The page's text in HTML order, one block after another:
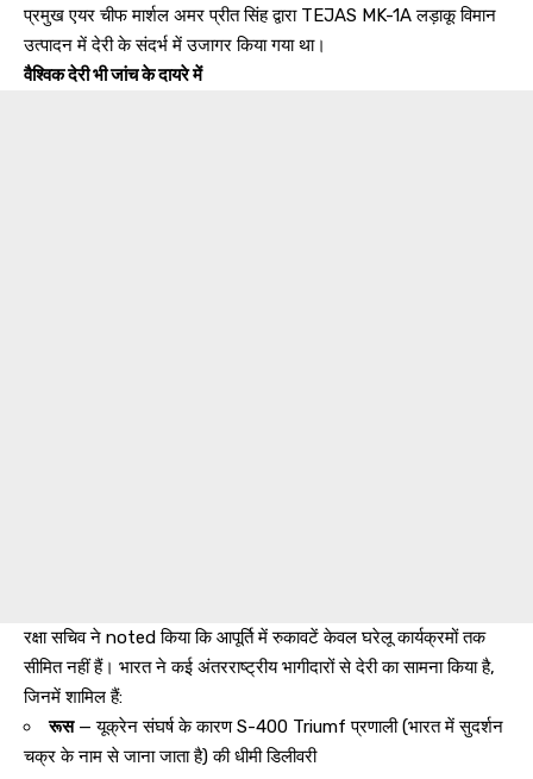
प्रमुख एयर चीफ मार्शल अमर प्रीत सिंह द्वारा TEJAS MK-1A लड़ाकू विमान
उत्पादन में देरी के संदर्भ में उजागर किया गया था।
वैश्विक देरी भी जांच के दायरे में
रक्षा सचिव ने noted किया कि आपूर्ति में रुकावटें केवल घरेलू कार्यक्रमों तक
सीमित नहीं हैं। भारत ने कई अंतरराष्ट्रीय भागीदारों से देरी का सामना किया है,
जिनमें शामिल हैं:
रूस— यूक्रेन संघर्ष के कारण S-400 Triumf प्रणाली (भारत में सुदर्शन
चक्र के नाम से जाना जाता है) की धीमी डिलीवरी